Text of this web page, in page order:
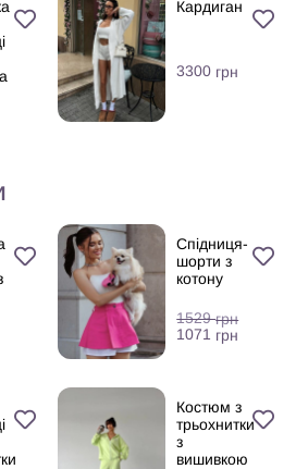
Кардиган
3300 грн
Спідниця-
шорти з
котону
1529грн
1071 грн
Костюм з
трьохнитки
з
вишивкою